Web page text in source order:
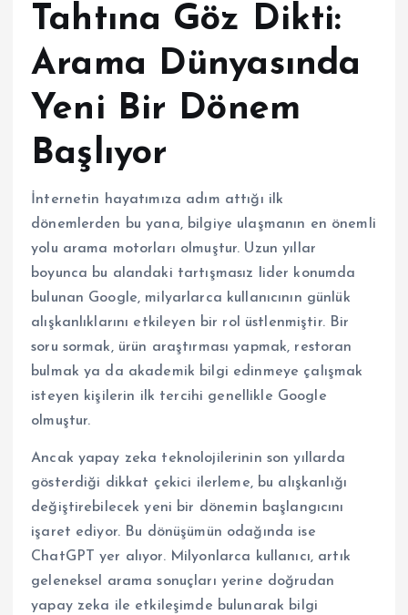
Tahtına Göz Dikti:
Arama Dünyasında
Yeni Bir Dönem
Başlıyor
İnternetin hayatımıza adım attığı ilk
dönemlerden bu yana, bilgiye ulaşmanın en önemli
yolu arama motorları olmuştur. Uzun yıllar
boyunca bu alandaki tartışmasız lider konumda
bulunan Google, milyarlarca kullanıcının günlük
alışkanlıklarını etkileyen bir rol üstlenmiştir. Bir
soru sormak, ürün araştırması yapmak, restoran
bulmak ya da akademik bilgi edinmeye çalışmak
isteyen kişilerin ilk tercihi genellikle Google
olmuştur.
Ancak yapay zeka teknolojilerinin son yıllarda
gösterdiği dikkat çekici ilerleme, bu alışkanlığı
değiştirebilecek yeni bir dönemin başlangıcını
işaret ediyor. Bu dönüşümün odağında ise
ChatGPT yer alıyor. Milyonlarca kullanıcı, artık
geleneksel arama sonuçları yerine doğrudan
yapay zeka ile etkileşimde bulunarak bilgi